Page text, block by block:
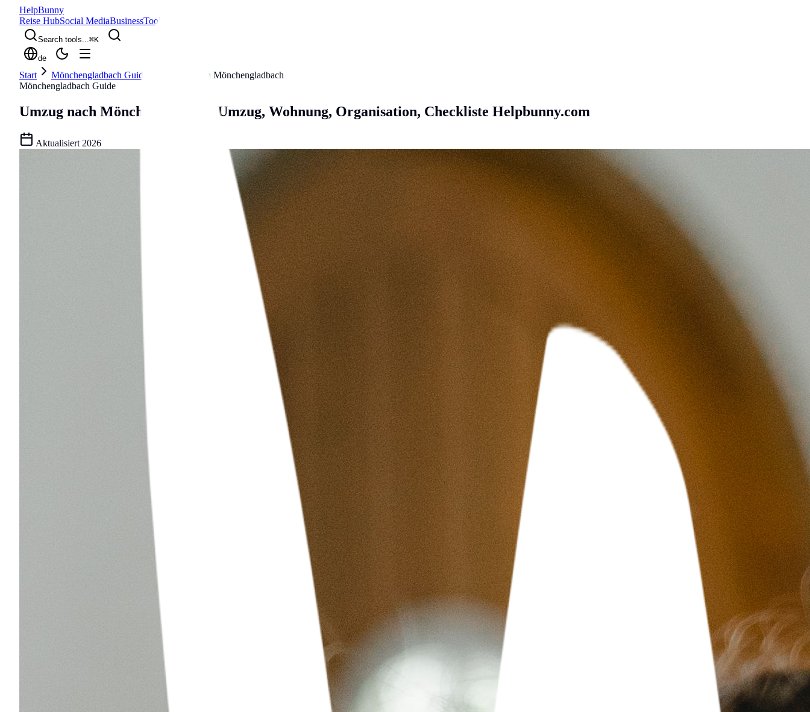
HelpBunny
Reise HubSocial MediaBusinessTools
Search tools...⌘K
de
Start Mönchengladbach Guide
Umzug nach Mönchengladbach
Mönchengladbach Guide
Umzug nach Mönchengladbach Umzug, Wohnung, Organisation, Checkliste Helpbunny.com
Aktualisiert 2026